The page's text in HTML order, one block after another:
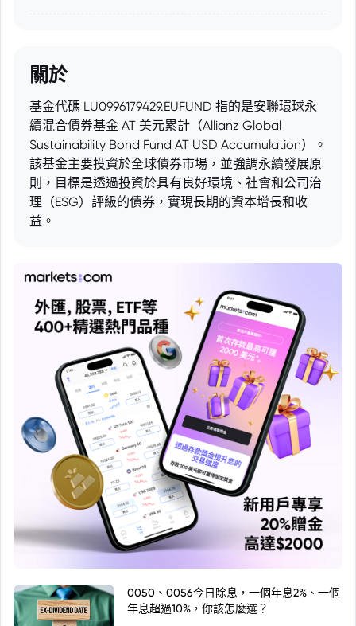
關於
基金代碼 LU0996179429.EUFUND 指的是安聯環球永
續混合債券基金 AT 美元累計（Allianz Global
Sustainability Bond Fund AT USD Accumulation）。
該基金主要投資於全球債券市場，並強調永續發展原
則，目標是透過投資於具有良好環境、社會和公司治
理（ESG）評級的債券，實現長期的資本增長和收
益。
0050、0056今日除息，一個年息2%、一個
年息超過10%，你該怎麼選？